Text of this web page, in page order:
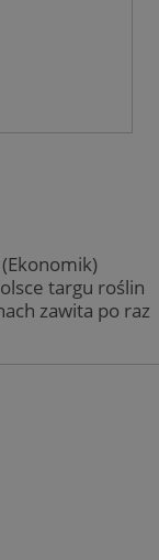
targu roślin
zawita po raz